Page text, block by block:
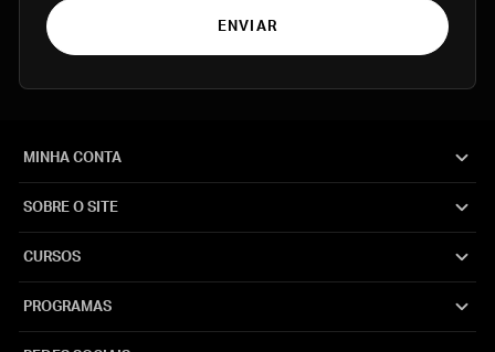
ENVIAR
MINHA CONTA
SOBRE O SITE
CURSOS
PROGRAMAS